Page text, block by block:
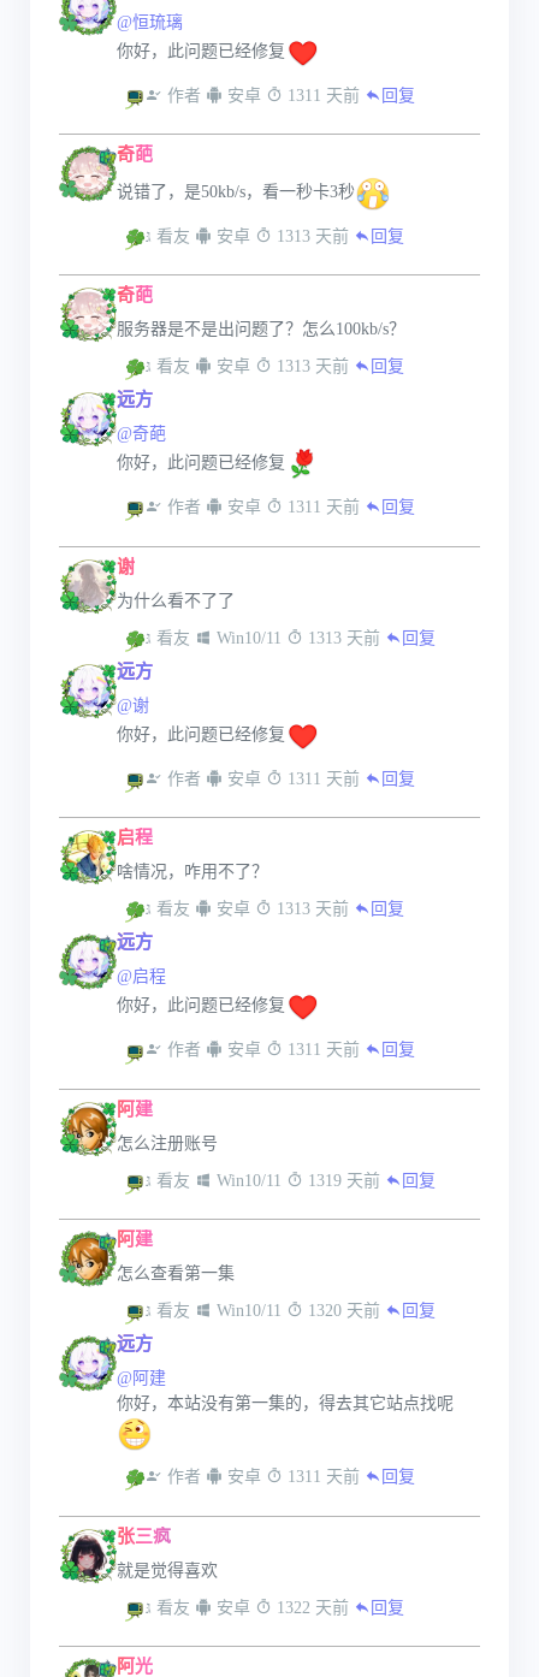
@恒琉璃
你好，此问题已经修复
作者 安卓 1311 天前 回复
奇葩
说错了，是50kb/s，看一秒卡3秒
看友 安卓 1313 天前 回复
奇葩
服务器是不是出问题了？怎么100kb/s？
看友 安卓 1313 天前 回复
远方
@奇葩
你好，此问题已经修复
作者 安卓 1311 天前 回复
谢
为什么看不了了
看友 Win10/11 1313 天前 回复
远方
@谢
你好，此问题已经修复
作者 安卓 1311 天前 回复
启程
啥情况，咋用不了？
看友 安卓 1313 天前 回复
远方
@启程
你好，此问题已经修复
作者 安卓 1311 天前 回复
阿建
怎么注册账号
看友 Win10/11 1319 天前 回复
阿建
怎么查看第一集
看友 Win10/11 1320 天前 回复
远方
@阿建
你好，本站没有第一集的，得去其它站点找呢
作者 安卓 1311 天前 回复
张三疯
就是觉得喜欢
看友 安卓 1322 天前 回复
阿光